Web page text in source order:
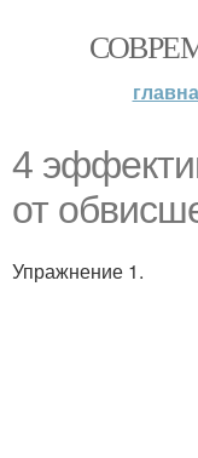
4
от
Упражнение 1.